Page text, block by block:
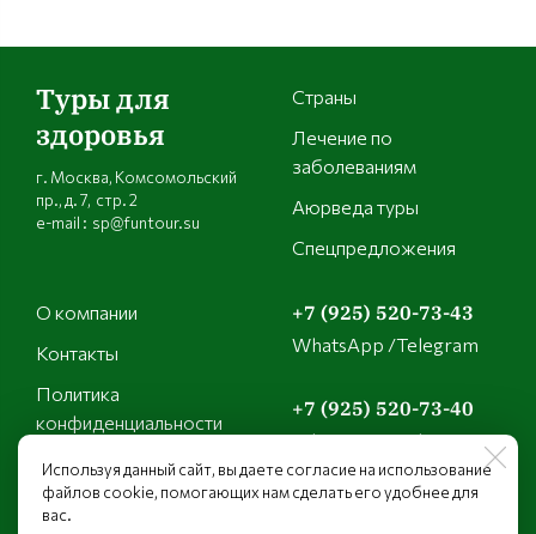
Туры для
здоровья
г. Москва, Комсомольский
пр., д. 7, стр. 2
e-mail : sp@funtour.su
Страны
Лечение по
заболеваниям
Аюрведа туры
Спецпредложения
О компании
Контакты
Политика
конфиденциальности
+7 (925) 520-73-43
WhatsApp /Telegram
+7 (925) 520-73-40
WhatsApp /Telegram
+7 (925) 149-21-01
Используя данный сайт, вы даете согласие на использование
файлов cookie, помогающих нам сделать его удобнее для
вас.